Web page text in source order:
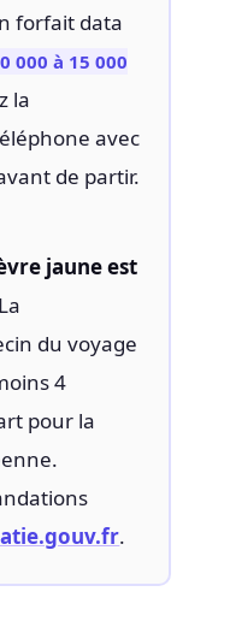
forfait data
000 à 15 000
la
avec
de partir.
jaune est
du voyage
4
pour la
.